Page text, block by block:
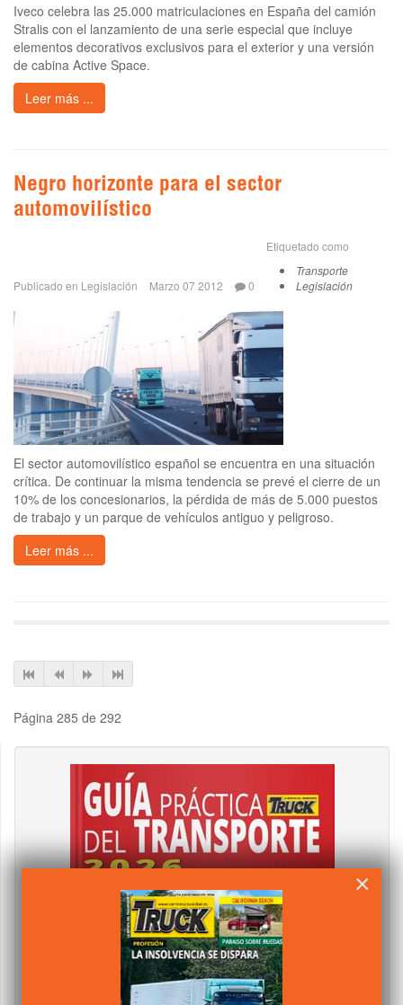
Iveco celebra las 25.000 matriculaciones en España del camión
Stralis con el lanzamiento de una serie especial que incluye
elementos decorativos exclusivos para el exterior y una versión
de cabina Active Space.
Leer más ...
Negro horizonte para el sector
automovilístico
Publicado en Legislación Marzo 07 2012 0
Etiquetado como
Transporte
Legislación
El sector automovilístico español se encuentra en una situación
crítica. De continuar la misma tendencia se prevé el cierre de un
10% de los concesionarios, la pérdida de más de 5.000 puestos
de trabajo y un parque de vehículos antiguo y peligroso.
Leer más ...
Página 285 de 292
×